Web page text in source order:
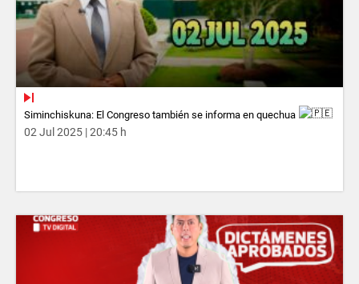
Siminchiskuna: El Congreso también se informa en quechua
02 Jul 2025 | 20:45 h